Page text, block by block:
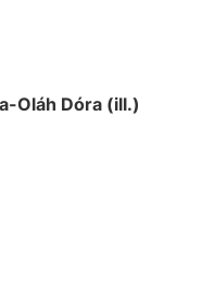
Oláh Dóra (ill.)